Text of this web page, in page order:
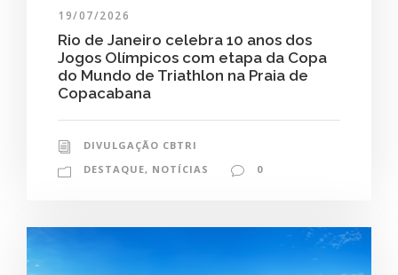
19/07/2026
Rio de Janeiro celebra 10 anos dos
Jogos Olímpicos com etapa da Copa
do Mundo de Triathlon na Praia de
Copacabana
DIVULGAÇÃO CBTRI
DESTAQUE, NOTÍCIAS 0